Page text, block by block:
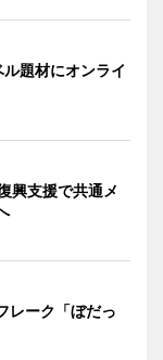
題材にオンライ
興支援で共通メ
レーク「ぼだっ